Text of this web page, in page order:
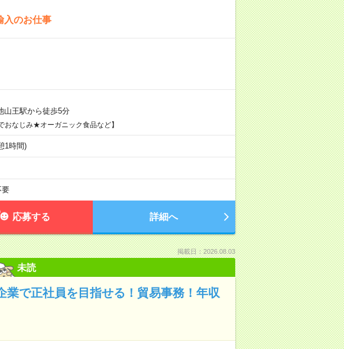
入のお仕事
山王駅から徒歩5分
おなじみ★オーガニック食品など】
1時間)
要
応募する 詳細へ
掲載日：2026.08.03
未読
業で正社員を目指せる！貿易事務！年収